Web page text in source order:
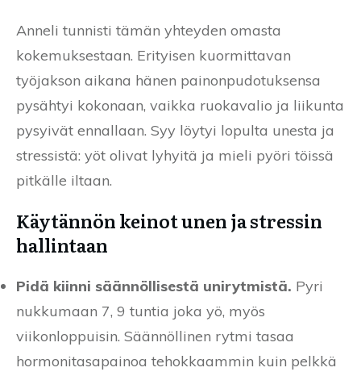
Anneli tunnisti tämän yhteyden omasta
kokemuksestaan. Erityisen kuormittavan
työjakson aikana hänen painonpudotuksensa
pysähtyi kokonaan, vaikka ruokavalio ja liikunta
pysyivät ennallaan. Syy löytyi lopulta unesta ja
stressistä: yöt olivat lyhyitä ja mieli pyöri töissä
pitkälle iltaan.
Käytännön keinot unen ja stressin
hallintaan
Pidä kiinni säännöllisestä unirytmistä. Pyri
nukkumaan 7, 9 tuntia joka yö, myös
viikonloppuisin. Säännöllinen rytmi tasaa
hormonitasapainoa tehokkaammin kuin pelkkä